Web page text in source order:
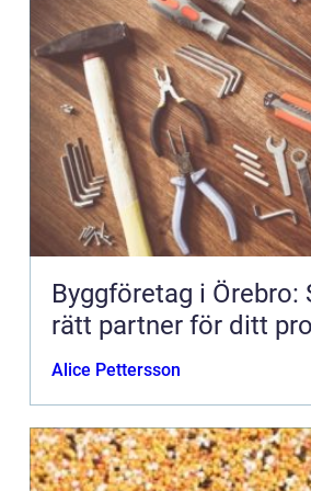
Byggföretag i Örebro:
rätt partner för ditt
Alice Pettersson